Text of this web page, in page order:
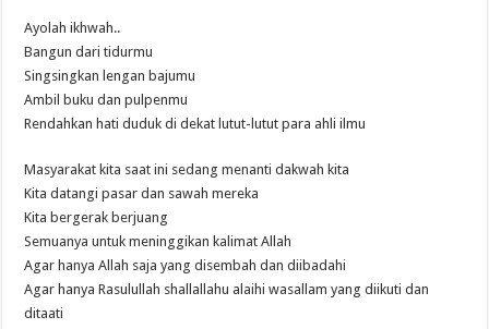
Ayolah ikhwah..
Bangun dari tidurmu
Singsingkan lengan bajumu
Ambil buku dan pulpenmu
Rendahkan hati duduk di dekat lutut-lutut para ahli ilmu
Masyarakat kita saat ini sedang menanti dakwah kita
Kita datangi pasar dan sawah mereka
Kita bergerak berjuang
Semuanya untuk meninggikan kalimat Allah
Agar hanya Allah saja yang disembah dan diibadahi
Agar hanya Rasulullah shallallahu alaihi wasallam yang diikuti dan
ditaati